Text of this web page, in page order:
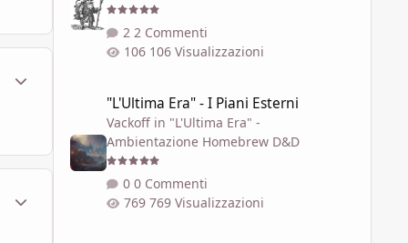
Statistiche Autore
2 Commenti
106 Visualizzazioni
"L'Ultima Era" - I Piani Esterni
Vackoffin "L'Ultima Era" -
Ambientazione Homebrew D&D
0 Commenti
769 Visualizzazioni